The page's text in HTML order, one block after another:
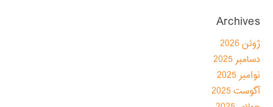
Archives
ژوئن 2026
دسامبر 2025
نوامبر 2025
آگوست 2025